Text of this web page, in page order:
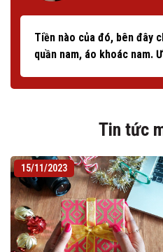
Tiền nào của đó, bên đây
quần nam, áo khoác nam.
Tin tức
15/11/2023